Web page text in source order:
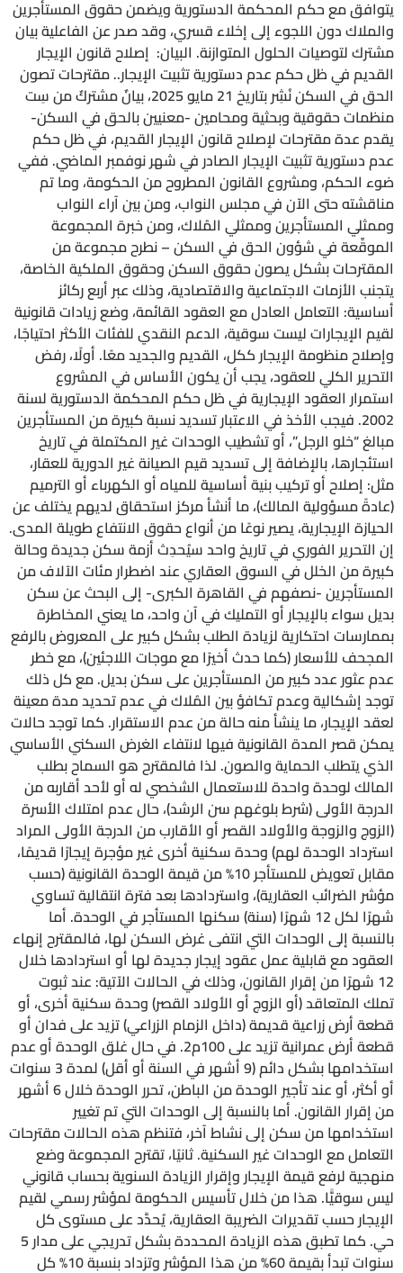
يتوافق مع حكم المحكمة الدستورية ويضمن حقوق المستأجرين
والملاك دون اللجوء إلى إخلاء قسري، وقد صدر عن الفاعلية بيان
مشترك لتوصيات الحلول المتوازنة. البيان: إصلاح قانون الإيجار
القديم في ظل حكم عدم دستورية تثبيت الإيجار.. مقترحات تصون
الحق في السكن نُشِر بتاريخ 21 مايو 2025، بيانٌ مشتركٌ من سِت
منظمات حقوقية وبحثية ومحامين -معنيين بالحق في السكن-
يقدم عدة مقترحات لإصلاح قانون الإيجار القديم، في ظل حكم
عدم دستورية تثبيت الإيجار الصادر في شهر نوفمبر الماضي. ففي
ضوء الحكم، ومشروع القانون المطروح من الحكومة، وما تم
مناقشته حتى الآن في مجلس النواب، ومن بين آراء النواب
وممثلي المستأجرين وممثلي المُلاك، ومن خبرة المجموعة
الموقِّعة في شؤون الحق في السكن – نطرح مجموعة من
المقترحات بشكل يصون حقوق السكن وحقوق الملكية الخاصة،
يتجنب الأزمات الاجتماعية والاقتصادية، وذلك عبر أربع ركائز
أساسية: التعامل العادل مع العقود القائمة، وضع زيادات قانونية
لقيم الإيجارات ليست سوقية، الدعم النقدي للفئات الأكثر احتياجًا،
وإصلاح منظومة الإيجار ككل، القديم والجديد معًا. أولًا، رفض
التحرير الكلي للعقود، يجب أن يكون الأساس في المشروع
استمرار العقود الإيجارية في ظل حكم المحكمة الدستورية لسنة
2002. فيجب الأخذ في الاعتبار تسديد نسبة كبيرة من المستأجرين
مبالغ “خلو الرجل”، أو تشطيب الوحدات غير المكتملة في تاريخ
استئجارها، بالإضافة إلى تسديد قيم الصيانة غير الدورية للعقار،
مثل: إصلاح أو تركيب بنية أساسية للمياه أو الكهرباء أو الترميم
(عادةً مسؤولية المالك)، ما أنشأ مركز استحقاق لديهم يختلف عن
الحيازة الإيجارية، يصير نوعًا من أنواع حقوق الانتفاع طويلة المدى.
إن التحرير الفوري في تاريخ واحد سيُحدِث أزمة سكن جديدة وحالة
كبيرة من الخلل في السوق العقاري عند اضطرار مئات الآلاف من
المستأجرين -نصفهم في القاهرة الكبرى- إلى البحث عن سكن
بديل سواء بالإيجار أو التمليك في آن واحد، ما يعني المخاطرة
بممارسات احتكارية لزيادة الطلب بشكل كبير على المعروض بالرفع
المجحف للأسعار (كما حدث أخيرًا مع موجات اللاجئين)، مع خطر
عدم عثور عدد كبير من المستأجرين على سكن بديل. مع كل ذلك
توجد إشكالية وعدم تكافؤ بين المُلاك في عدم تحديد مدة معينة
لعقد الإيجار، ما ينشأ منه حالة من عدم الاستقرار. كما توجد حالات
يمكن قصر المدة القانونية فيها لانتفاء الغرض السكني الأساسي
الذي يتطلب الحماية والصون. لذا فالمقترح هو السماح بطلب
المالك لوحدة واحدة للاستعمال الشخصي له أو لأحد أقاربه من
الدرجة الأولى (شرط بلوغهم سن الرشد)، حال عدم امتلاك الأسرة
(الزوج والزوجة والأولاد القصر أو الأقارب من الدرجة الأولى المراد
استرداد الوحدة لهم) وحدة سكنية أخرى غير مؤجرة إيجارًا قديمًا،
مقابل تعويض للمستأجر 10% من قيمة الوحدة القانونية (حسب
مؤشر الضرائب العقارية)، واستردادها بعد فترة انتقالية تساوي
شهرًا لكل 12 شهرًا (سنة) سكنها المستأجر في الوحدة. أما
بالنسبة إلى الوحدات التي انتفى غرض السكن لها، فالمقترح إنهاء
العقود مع قابلية عمل عقود إيجار جديدة لها أو استردادها خلال
12 شهرًا من إقرار القانون، وذلك في الحالات الآتية: عند ثبوت
تملك المتعاقد (أو الزوج أو الأولاد القصر) وحدة سكنية أخرى، أو
قطعة أرض زراعية قديمة (داخل الزمام الزراعي) تزيد على فدان أو
قطعة أرض عمرانية تزيد على 100م2. في حال غلق الوحدة أو عدم
استخدامها بشكل دائم (9 أشهر في السنة أو أقل) لمدة 3 سنوات
أو أكثر، أو عند تأجير الوحدة من الباطن، تحرر الوحدة خلال 6 أشهر
من إقرار القانون. أما بالنسبة إلى الوحدات التي تم تغيير
استخدامها من سكن إلى نشاط آخر، فتنظم هذه الحالات مقترحات
التعامل مع الوحدات غير السكنية. ثانيًا، تقترح المجموعة وضع
منهجية لرفع قيمة الإيجار وإقرار الزيادة السنوية بحساب قانوني
ليس سوقيًّا. هذا من خلال تأسيس الحكومة لمؤشر رسمي لقيم
الإيجار حسب تقديرات الضريبة العقارية، يُحدَّد على مستوى كل
حي. كما تطبق هذه الزيادة المحددة بشكل تدريجي على مدار 5
سنوات تبدأ بقيمة 60% من هذا المؤشر وتزداد بنسبة 10% كل